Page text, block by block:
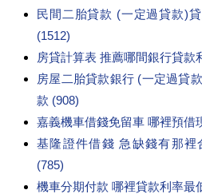
民間二胎貸款 (一定過貸款)
(1512)
房貸計算表 推薦哪間銀行貸款
房屋二胎貸款銀行 (一定過貸
款 (908)
嘉義機車借錢免留車 哪裡預借
基隆證件借錢 急缺錢有那
(785)
機車分期付款 哪裡貸款利率最